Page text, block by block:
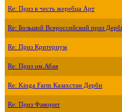
Re: Приз в честь жеребца Арт
Re: Большой Всероссийский приз
Re: Приз Критериум
Re: Приз им.Абая
Re: Kinga Farm Казахстан Дерби
Re: Приз Фаворит